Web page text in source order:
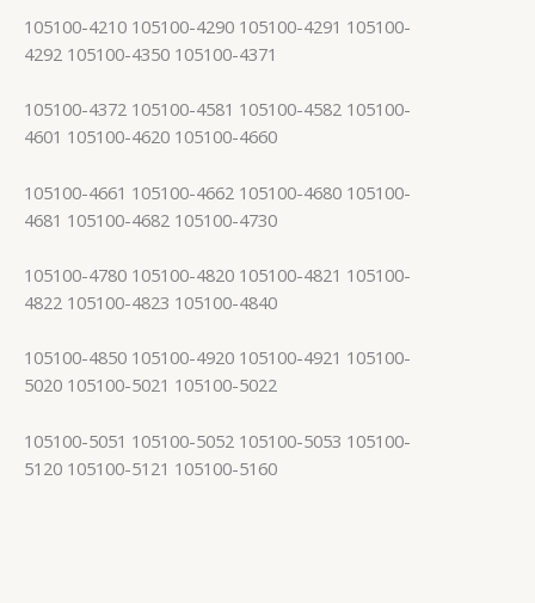
105100-4210 105100-4290 105100-4291 105100-
4292 105100-4350 105100-4371
105100-4372 105100-4581 105100-4582 105100-
4601 105100-4620 105100-4660
105100-4661 105100-4662 105100-4680 105100-
4681 105100-4682 105100-4730
105100-4780 105100-4820 105100-4821 105100-
4822 105100-4823 105100-4840
105100-4850 105100-4920 105100-4921 105100-
5020 105100-5021 105100-5022
105100-5051 105100-5052 105100-5053 105100-
5120 105100-5121 105100-5160